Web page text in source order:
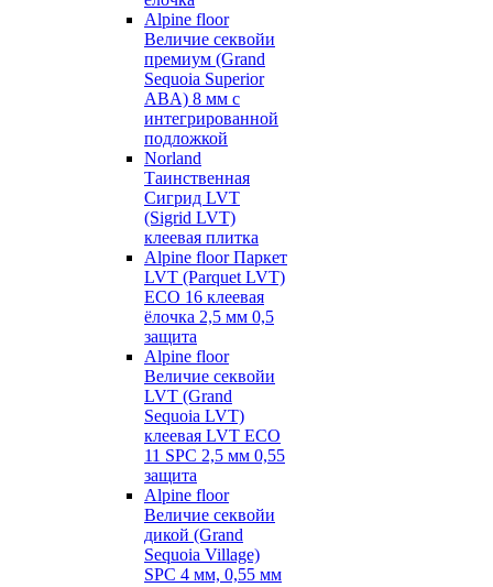
Alpine floor
Величие секвойи
премиум (Grand
Sequoia Superior
ABA) 8 мм с
интегрированной
подложкой
Norland
Таинственная
Сигрид LVT
(Sigrid LVT)
клеевая плитка
Alpine floor Паркет
LVT (Parquet LVT)
ECO 16 клеевая
ёлочка 2,5 мм 0,5
защита
Alpine floor
Величие секвойи
LVT (Grand
Sequoia LVT)
клеевая LVT ECO
11 SPC 2,5 мм 0,55
защита
Alpine floor
Величие секвойи
дикой (Grand
Sequoia Village)
SPC 4 мм, 0,55 мм